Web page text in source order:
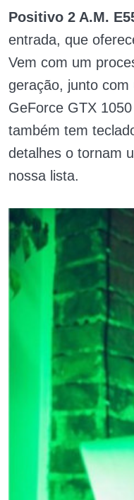
Positivo 2 A.M.
entrada, que
Vem com um
geração, junto
GeForce GTX
também tem
detalhes o tornam
nossa lista.